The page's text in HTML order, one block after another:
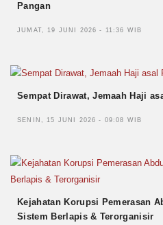
Pangan
JUMAT, 19 JUNI 2026 - 11:36 WIB
Sempat Dirawat, Jemaah Haji
SENIN, 15 JUNI 2026 - 09:08 WIB
Kejahatan Korupsi Pemerasan
Sistem Berlapis & Terorganisir